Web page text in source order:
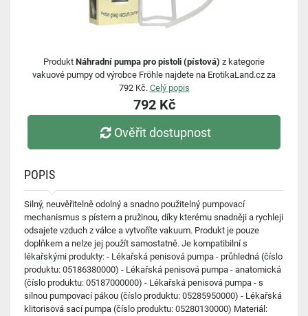
Produkt Náhradní pumpa pro pistoli (pístová) z kategorie
vakuové pumpy od výrobce Fröhle najdete na ErotikaLand.cz za
792 Kč. Celý popis
792 Kč
Ověřit dostupnost
POPIS
Silný, neuvěřitelně odolný a snadno použitelný pumpovací
mechanismus s pístem a pružinou, díky kterému snadněji a rychleji
odsajete vzduch z válce a vytvoříte vakuum. Produkt je pouze
doplňkem a nelze jej použít samostatně. Je kompatibilní s
lékařskými produkty: - Lékařská penisová pumpa - průhledná (číslo
produktu: 05186380000) - Lékařská penisová pumpa - anatomická
(číslo produktu: 05187000000) - Lékařská penisová pumpa - s
silnou pumpovací pákou (číslo produktu: 05285950000) - Lékařská
klitorisová sací pumpa (číslo produktu: 05280130000) Materiál: